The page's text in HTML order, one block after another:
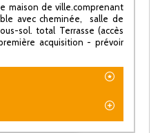
maison de ville.comprenant
avec cheminée, salle de
sol. total Terrasse (accès
acquisition - prévoir